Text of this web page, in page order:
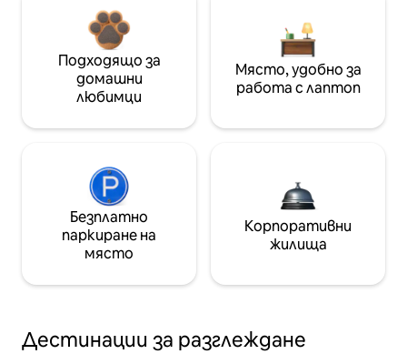
Подходящо за
домашни
любимци
Място, удобно за
работа с лаптоп
Безплатно
паркиране на
място
Корпоративни
жилища
Дестинации за разглеждане